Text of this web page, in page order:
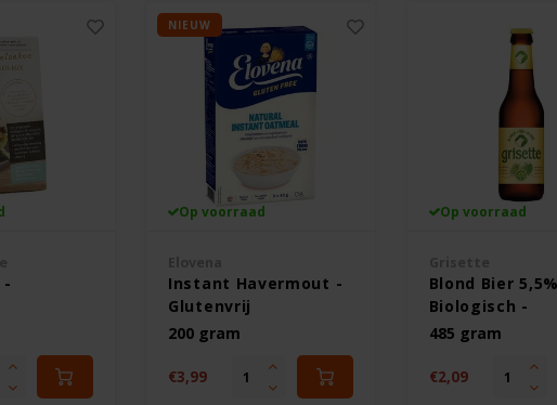
-
NIEUW
Op voorraad
Instant Havermout -
Glutenvrij
200 gram
€3,99
Op voorraad
Blond Bier
Biologisch -
Glutenvrij
485 gram
€2,09